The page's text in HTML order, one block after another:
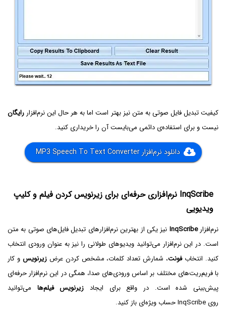
کیفیت تبدیل فایل صوتی به متن نیز بهتر است اما به هر حال این نرم‌افزار رایگان
نیست و برای استفاده‌ی دائمی می‌بایست آن را خریداری کنید.
دانلود نرم‌افزار MP3 Speech To Text Converter
InqScribe نرم‌افزاری حرفه‌ای برای زیرنویس کردن فیلم و کلیپ
ویدیویی
نرم‌افزارInqScribe نیز یکی از بهترین نرم‌افزارهای تبدیل فایل‌های صوتی به متن
است. در این نرم‌افزار می‌توانید ویدیوهای طولانی را نیز به عنوان ورودی انتخاب
کنید. انتخابفونت، شمارش تعداد کلمات، مشخص کردن عرضزیرنویس و کار
با فریم‌ریت‌های مختلف بر اساس ورودی‌های صدا، همگی در این نرم‌افزار حرفه‌ای
پیش‌بینی شده است. در واقع برای ایجاد زیرنویس فیلم‌ها می‌توانید
روی InqScribe حساب ویژه‌ای باز کنید.